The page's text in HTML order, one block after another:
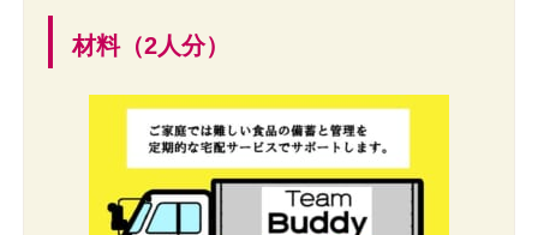
材料（2人分）